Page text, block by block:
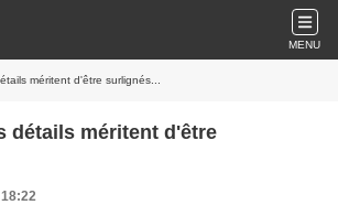
MENU
méritent d'être surlignés...
détails méritent d'être